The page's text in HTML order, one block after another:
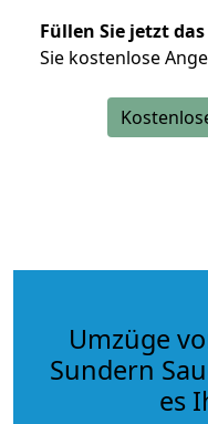
Füllen Sie jetzt
Sie kostenlose
Umzüge
Sundern
es